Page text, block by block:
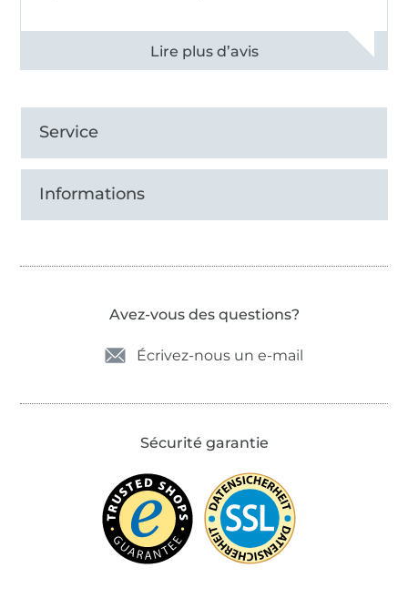
Voir tous les 11497 commentaires
Service
Informations
Avez-vous des questions?
Écrivez-nous un e-mail
Sécurité garantie